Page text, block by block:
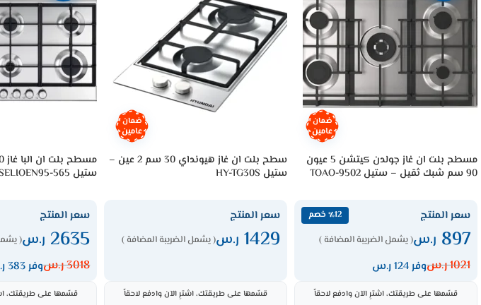
ضمان
عامين
مسطح بلت ان غاز جولدن كيتشن 5 عيون
90 سم شبك ثقيل – ستيل TOAO-9502
سعر المنتج ٪12 خصم
897 ر.س( يشمل الضريبة المضافة )
1021ر.سوفر 124 ر.س
قسّمها على طريقتك، اشترِ الآن وادفع لاحقاً
ضمان
عامين
سطح بلت ان غاز هيونداي 30 سم 2 عين –
ستيل HY-TG30S
سعر المنتج
1429 ر.س( يشمل الضريبة المضافة )
قسّمها على طريقتك، اشترِ الآن وادفع لاحقاً
ستيل ASELIOEN95-565
سعر المنتج
2635 ر.س(
3018ر.سوفر 383 ر.س
قسّمها على طريقتك،